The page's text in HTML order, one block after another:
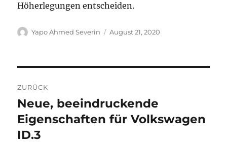
Höherlegungen entscheiden.
Autor
Yapo Ahmed Severin
Veröffentlicht
August 21, 2020
ZURÜCK
Vorheriger
Beitrag:
Neue, beeindruckende
Eigenschaften für Volkswagen
ID.3